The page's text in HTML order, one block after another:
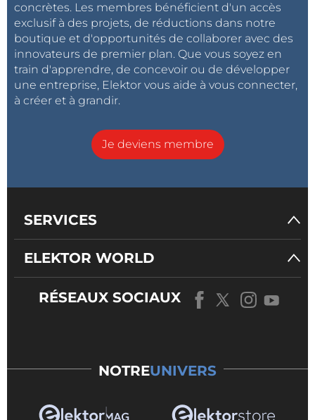
concrètes. Les membres bénéficient d'un accès
exclusif à des projets, de réductions dans notre
boutique et d'opportunités de collaborer avec des
innovateurs de premier plan. Que vous soyez en
train d'apprendre, de concevoir ou de développer
une entreprise, Elektor vous aide à vous connecter,
à créer et à grandir.
Je deviens membre
SERVICES
ELEKTOR WORLD
RÉSEAUX SOCIAUX
NOTREUNIVERS